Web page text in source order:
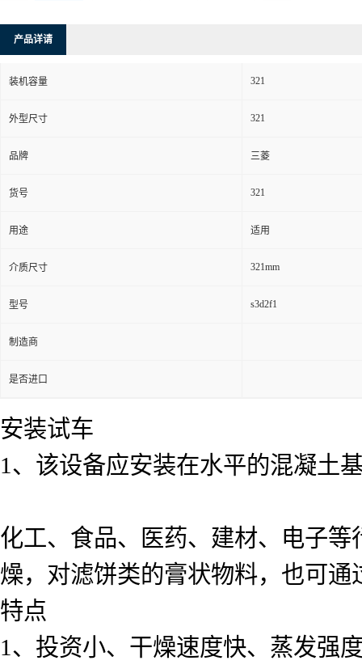
产品详请
装机容量 321
外型尺寸 321
品牌 三菱
货号 321
用途 适用
介质尺寸 321mm
型号 s3d2f1
制造商
是否进口
安装试车
1、该设备应安装在水平的混凝土
化工、食品、医药、建材、电子
燥，对滤饼类的膏状物料，也可
特点
1、投资小、干燥速度快、蒸发强